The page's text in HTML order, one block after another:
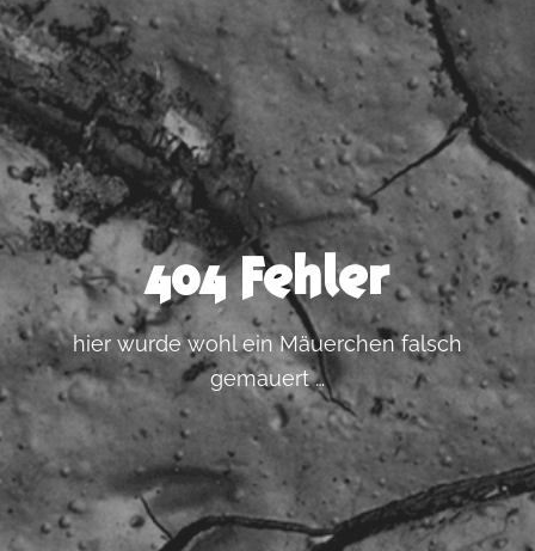
404 Fehler
hier wurde wohl ein Mäuerchen falsch
gemauert …